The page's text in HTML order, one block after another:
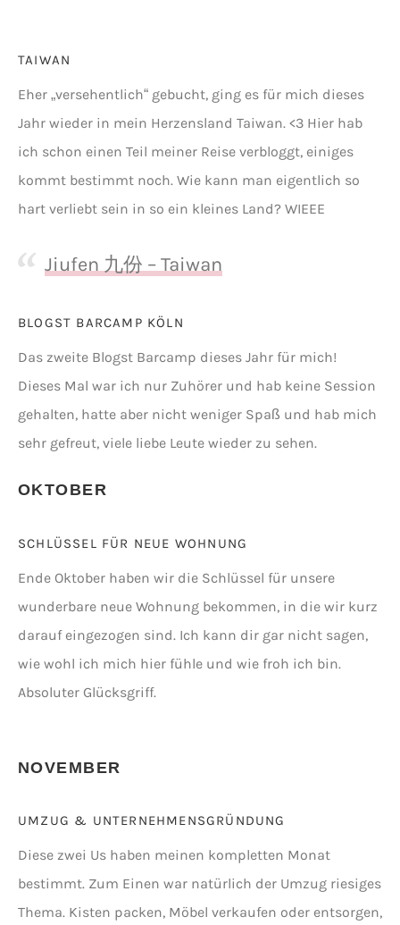
TAIWAN
Eher „versehentlich“ gebucht, ging es für mich dieses
Jahr wieder in mein Herzensland Taiwan. <3 Hier hab
ich schon einen Teil meiner Reise verbloggt, einiges
kommt bestimmt noch. Wie kann man eigentlich so
hart verliebt sein in so ein kleines Land? WIEEE
Jiufen 九份 – Taiwan
BLOGST BARCAMP KÖLN
Das zweite Blogst Barcamp dieses Jahr für mich!
Dieses Mal war ich nur Zuhörer und hab keine Session
gehalten, hatte aber nicht weniger Spaß und hab mich
sehr gefreut, viele liebe Leute wieder zu sehen.
OKTOBER
SCHLÜSSEL FÜR NEUE WOHNUNG
Ende Oktober haben wir die Schlüssel für unsere
wunderbare neue Wohnung bekommen, in die wir kurz
darauf eingezogen sind. Ich kann dir gar nicht sagen,
wie wohl ich mich hier fühle und wie froh ich bin.
Absoluter Glücksgriff.
NOVEMBER
UMZUG & UNTERNEHMENSGRÜNDUNG
Diese zwei Us haben meinen kompletten Monat
bestimmt. Zum Einen war natürlich der Umzug riesiges
Thema. Kisten packen, Möbel verkaufen oder entsorgen,